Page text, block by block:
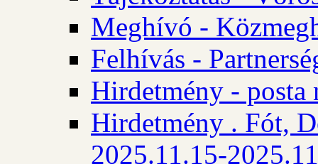
Meghívó -
Felhívás -
Hirdetmény - posta
Hirdetmény . Fót,
2025.11.15-